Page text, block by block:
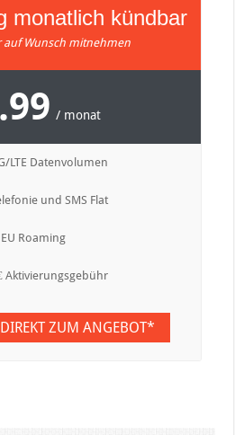
monatlich kündbar
auf Wunsch mitnehmen
/ monat
LTE Datenvolumen
und SMS Flat
EU Roaming
Aktivierungsgebühr
DIREKT ZUM ANGEBOT*